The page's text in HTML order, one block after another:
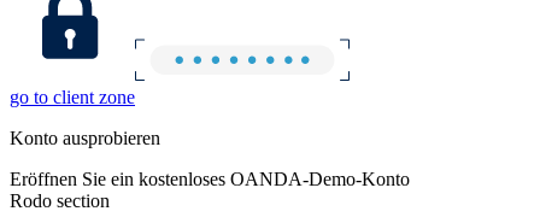
go to client zone
Konto ausprobieren
Eröffnen Sie ein kostenloses OANDA-Demo-Konto
Rodo section